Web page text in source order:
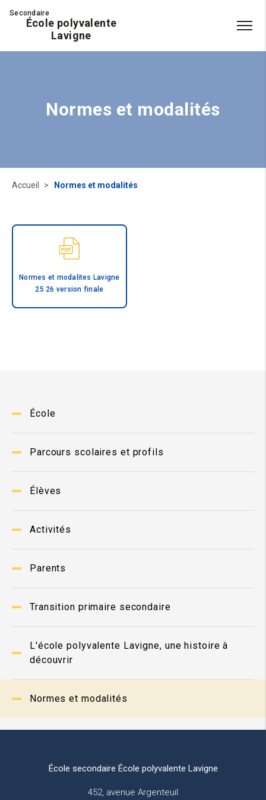
Secondaire
École polyvalente
Lavigne
Normes et modalités
École
Parcours scolaires et profils
Élèves
Activités
Parents
Transition primaire secondaire
L'école polyvalente Lavigne, une histoire à
découvrir
Normes et modalités
Accueil Normes et modalités
Normes et modalites Lavigne
25 26 version finale
École secondaire École polyvalente Lavigne
452, avenue Argenteuil